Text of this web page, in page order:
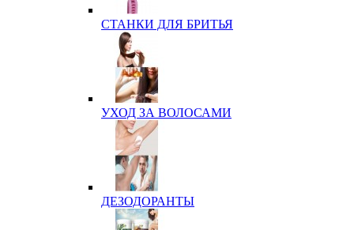
СТАНКИ ДЛЯ БРИТЬЯ
УХОД ЗА ВОЛОСАМИ
ДЕЗОДОРАНТЫ